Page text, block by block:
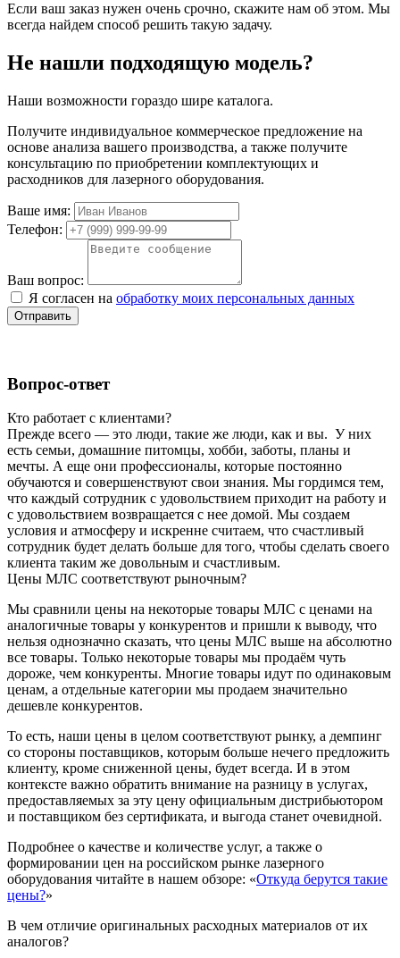
Если ваш заказ нужен очень срочно, скажите нам об этом. Мы
всегда найдем способ решить такую задачу.
Не нашли подходящую модель?
Наши возможности гораздо шире каталога.
Получите индивидуальное коммерческое предложение на
основе анализа вашего производства, а также получите
консультацию по приобретении комплектующих и
расходников для лазерного оборудования.
Ваше имя:
Телефон:
Ваш вопрос:
Я согласен на обработку моих персональных данных
Отправить
Вопрос-ответ
Кто работает с клиентами?
Прежде всего — это люди, такие же люди, как и вы. У них
есть семьи, домашние питомцы, хобби, заботы, планы и
мечты. А еще они профессионалы, которые постоянно
обучаются и совершенствуют свои знания. Мы гордимся тем,
что каждый сотрудник с удовольствием приходит на работу и
с удовольствием возвращается с нее домой. Мы создаем
условия и атмосферу и искренне считаем, что счастливый
сотрудник будет делать больше для того, чтобы сделать своего
клиента таким же довольным и счастливым.
Цены МЛС соответствуют рыночным?
Мы сравнили цены на некоторые товары МЛС с ценами на
аналогичные товары у конкурентов и пришли к выводу, что
нельзя однозначно сказать, что цены МЛС выше на абсолютно
все товары. Только некоторые товары мы продаём чуть
дороже, чем конкуренты. Многие товары идут по одинаковым
ценам, а отдельные категории мы продаем значительно
дешевле конкурентов.
То есть, наши цены в целом соответствуют рынку, а демпинг
со стороны поставщиков, которым больше нечего предложить
клиенту, кроме сниженной цены, будет всегда. И в этом
контексте важно обратить внимание на разницу в услугах,
предоставляемых за эту цену официальным дистрибьютором
и поставщиком без сертификата, и выгода станет очевидной.
Подробнее о качестве и количестве услуг, а также о
формировании цен на российском рынке лазерного
оборудования читайте в нашем обзоре: «Откуда берутся такие
цены?»
В чем отличие оригинальных расходных материалов от их
аналогов?